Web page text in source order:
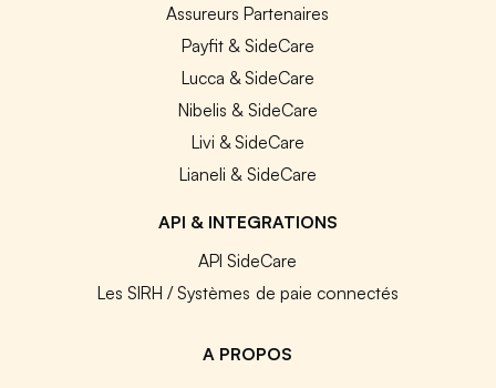
Assureurs Partenaires
Payfit & SideCare
Lucca & SideCare
Nibelis & SideCare
Livi & SideCare
Lianeli & SideCare
API & INTEGRATIONS
API SideCare
Les SIRH / Systèmes de paie connectés
A PROPOS